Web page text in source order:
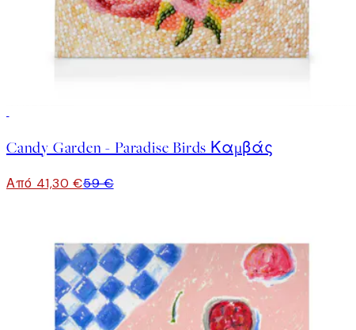
Candy Garden - Paradise Birds Καμβάς
Από 41,30 €59 €